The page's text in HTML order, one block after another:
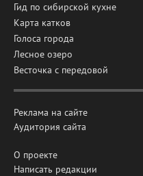
Гид по сибирской кухне
Карта катков
Голоса города
Лесное озеро
Весточка с передовой
Реклама на сайте
Аудитория сайта
О проекте
Написать редакции